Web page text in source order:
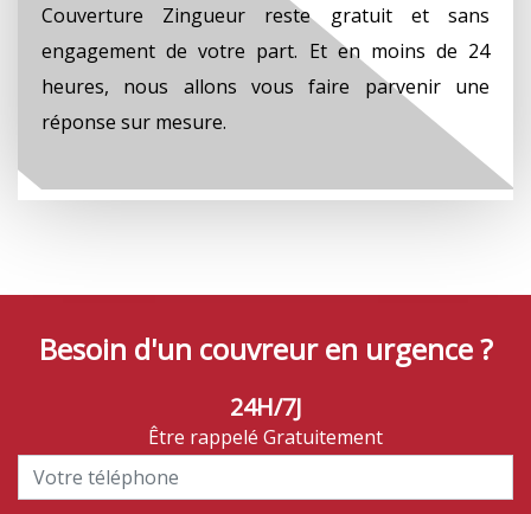
Couverture Zingueur reste gratuit et sans
engagement de votre part. Et en moins de 24
heures, nous allons vous faire parvenir une
réponse sur mesure.
Besoin d'un couvreur en urgence ?
24H/7J
Être rappelé Gratuitement